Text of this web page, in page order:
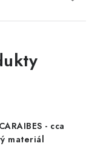
- cca
materiál